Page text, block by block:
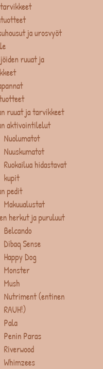
ja urosvyöt
ruuat ja
ruuat ja tarvikkeet
aktivointilelut
Nuolumatot
Nuuskumatot
Ruokailua hidastavat
kupit
pedit
Makuualustat
herkut ja puruluut
Belcando
Dibaq Sense
Happy Dog
Monster
Mush
Nutriment (entinen
RAUH!)
Pala
Penin Paras
Riverwood
Whimzees